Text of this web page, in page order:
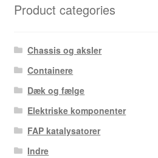
Product categories
Chassis og aksler
Containere
Dæk og fælge
Elektriske komponenter
FAP katalysatorer
Indre